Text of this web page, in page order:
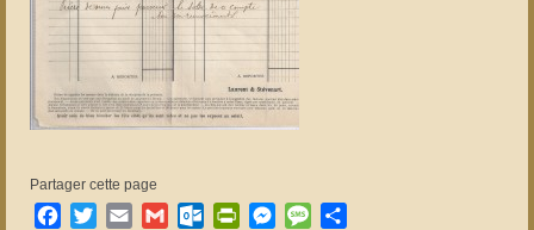
Partager cette page
Facebook
TwitterEmail GmailOutlook.com
PrintFriendly
Messenger
Message